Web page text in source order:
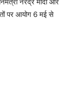
पर आयोग 6 मई से